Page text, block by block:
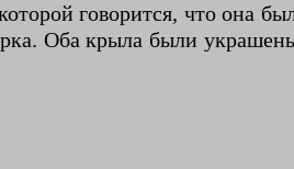
говорится, что она
Оба крыла были